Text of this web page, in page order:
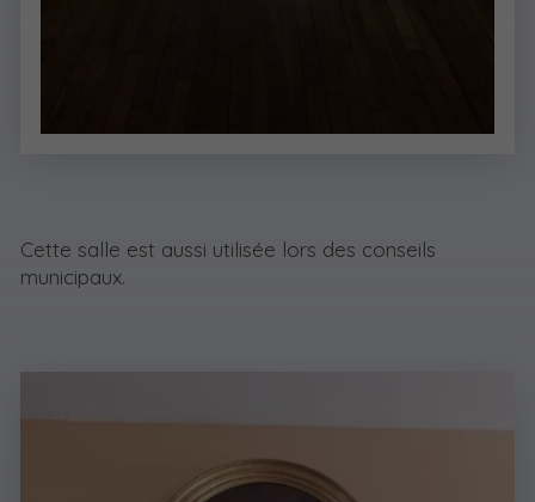
Cette salle est aussi utilisée lors des conseils
municipaux.